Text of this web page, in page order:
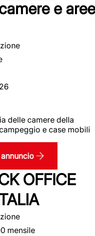
e aree
delle camere della
e case mobili
OFFICE
mensile